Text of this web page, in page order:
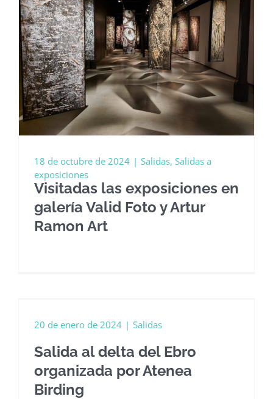
Visitadas las exposiciones en
galería Valid Foto y Artur
Ramon Art
18 de octubre de 2024 | Salidas, Salidas a
exposiciones
Salida al delta del Ebro
organizada por Atenea
Birding
20 de enero de 2024 | Salidas